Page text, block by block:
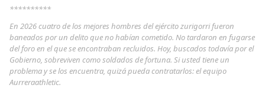
**********
En 2026 cuatro de los mejores hombres del ejército zurigorri fueron
baneados por un delito que no habían cometido. No tardaron en fugarse
del foro en el que se encontraban recluidos. Hoy, buscados todavía por el
Gobierno, sobreviven como soldados de fortuna. Si usted tiene un
problema y se los encuentra, quizá pueda contratarlos: el equipo
Aurreraathletic.